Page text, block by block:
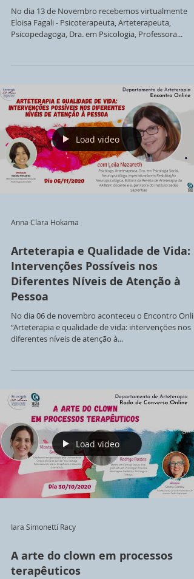
No dia 13 de Novembro recebemos virtualmente
Eloisa Fagali - Psicoterapeuta, Arteterapeuta,
Psicopedagoga, Dra. em Psicologia, Professora...
Load video
Anna Clara Hokama
Arteterapia e Qualidade de Vida:
Intervenções Possíveis nos
Diferentes Níveis de Atenção à
Pessoa
No dia 06 de novembro aconteceu o Encontro
“Arteterapia e qualidade de vida: intervenções nos
diferentes níveis de atenção à...
Load video
Iara Simonetti Racy
A arte do clown em processos
terapêuticos